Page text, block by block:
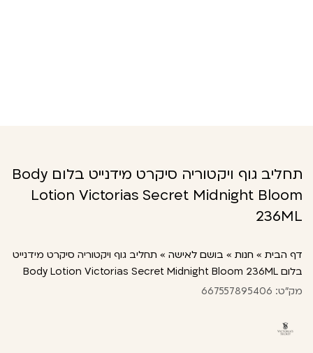
תחליב גוף ויקטוריה סיקרט מידנייט בלום Body
Lotion Victorias Secret Midnight Bloom
236ML
דף הבית » חנות » בושם לאישה » תחליב גוף ויקטוריה סיקרט מידנייט
בלום Body Lotion Victorias Secret Midnight Bloom 236ML
מק"ט: 667557895406